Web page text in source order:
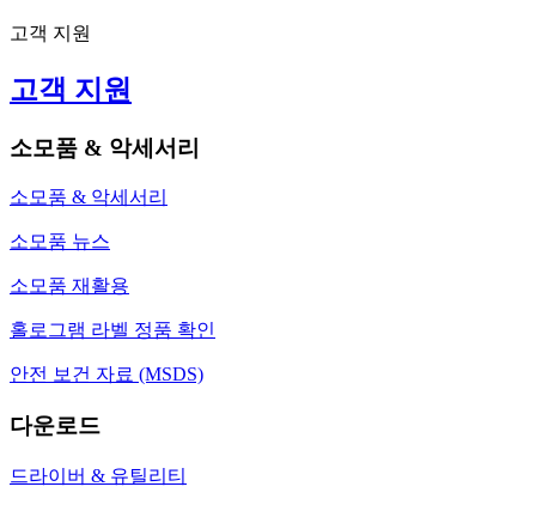
고객 지원
고객 지원
소모품 & 악세서리
소모품 & 악세서리
소모품 뉴스
소모품 재활용
홀로그램 라벨 정품 확인
안전 보건 자료 (MSDS)
다운로드
드라이버 & 유틸리티